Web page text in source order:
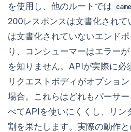
を使用し、他のルートでは
200レスポンスは文書化され
は文書化されていないエンド
り、コンシューマーはエラー
を知りません。APIが実際に必
リクエストボディがオプショ
場合。これらはどれもパーサ
べてAPIを使いにくくし、リン
割を果たします。実際の動作